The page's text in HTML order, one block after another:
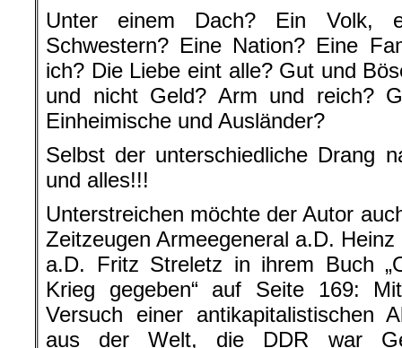
Unter einem Dach? Ein Volk,
Schwestern? Eine Nation? Eine
ich? Die Liebe eint alle? Gut und
und nicht Geld? Arm und reich?
Einheimische und Ausländer?
Selbst der unterschiedliche Drang
und alles!!!
Unterstreichen möchte der Autor
Zeitzeugen Armeegeneral a.D.
a.D. Fritz Streletz in ihrem Buch
Krieg gegeben“ auf Seite 169:
Versuch einer antikapitalistischen
aus der Welt, die DDR war